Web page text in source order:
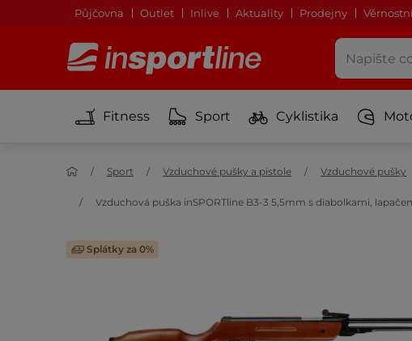
Půjčovna Outlet Inlive Aktuality Prodejny
Fitness Sport Cyklistika
Sport Vzduchové pušky a pistole Vzduchové pušky
Vzduchová puška inSPORTline B3-3 5,5mm s diabolkami,
Splátky za 0%